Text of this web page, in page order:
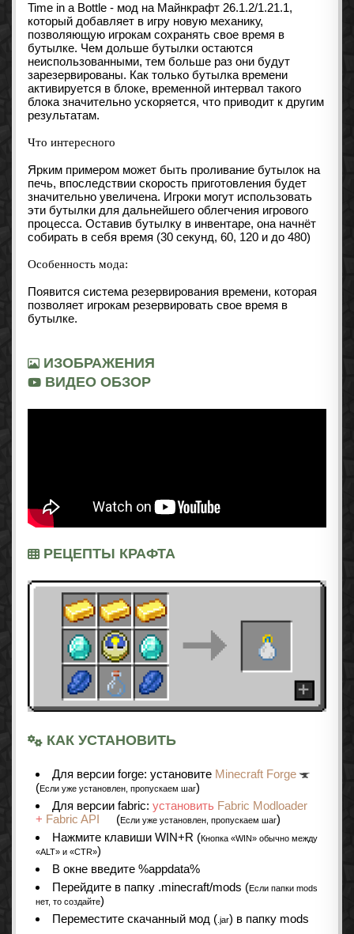
Time in a Bottle - мод на Майнкрафт 26.1.2/1.21.1,
который добавляет в игру новую механику,
позволяющую игрокам сохранять свое время в
бутылке. Чем дольше бутылки остаются
неиспользованными, тем больше раз они будут
зарезервированы. Как только бутылка времени
активируется в блоке, временной интервал такого
блока значительно ускоряется, что приводит к другим
результатам.
Что интересного
Ярким примером может быть проливание бутылок на
печь, впоследствии скорость приготовления будет
значительно увеличена. Игроки могут использовать
эти бутылки для дальнейшего облегчения игрового
процесса. Оставив бутылку в инвентаре, она начнёт
собирать в себя время (30 секунд, 60, 120 и до 480)
Особенность мода:
Появится система резервирования времени, которая
позволяет игрокам резервировать свое время в
бутылке.
ИЗОБРАЖЕНИЯ
ВИДЕО ОБЗОР
РЕЦЕПТЫ КРАФТА
КАК УСТАНОВИТЬ
Для версии forge: установите Minecraft Forge
(Если уже установлен, пропускаем шаг)
Для версии fabric: установить Fabric Modloader
+ Fabric API (Если уже установлен, пропускаем шаг)
Нажмите клавиши WIN+R (Кнопка «WIN» обычно между
«ALT» и «CTR»)
В окне введите %appdata%
Перейдите в папку .minecraft/mods (Если папки mods
нет, то создайте)
Переместите скачанный мод ( .jar) в папку mods